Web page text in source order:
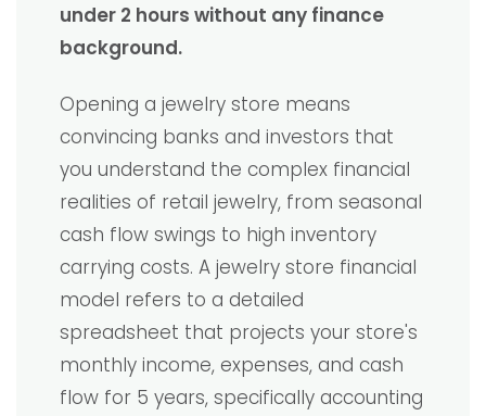
under 2 hours without any finance
background.
Opening a jewelry store means
convincing banks and investors that
you understand the complex financial
realities of retail jewelry, from seasonal
cash flow swings to high inventory
carrying costs. A jewelry store financial
model refers to a detailed
spreadsheet that projects your store's
monthly income, expenses, and cash
flow for 5 years, specifically accounting